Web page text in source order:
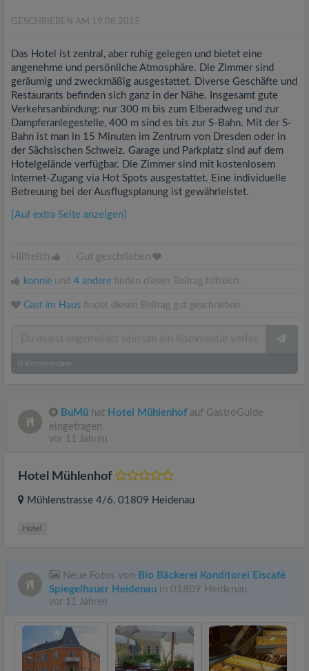
GESCHRIEBEN AM 19.08.2015
Das Hotel ist zentral, aber ruhig gelegen und bietet eine
angenehme und persönliche Atmosphäre. Die Zimmer sind
geräumig und zweckmäßig ausgestattet. Diverse Geschäfte und
Restaurants befinden sich ganz in der Nähe. Insgesamt gute
Verkehrsanbindung: nur 300 m bis zum Elberadweg und zur
Dampferanlegestelle, 400 m sind es bis zur S-Bahn. Mit der S-
Bahn ist man in 15 Minuten im Zentrum von Dresden oder in
der Sächsischen Schweiz. Garage und Parkplatz sind auf dem
Hotelgelände verfügbar. Die Zimmer sind mit kostenlosem
Internet-Zugang via Hot Spots ausgestattet. Eine individuelle
Betreuung bei der Ausflugsplanung ist gewährleistet.
[Auf extra Seite anzeigen]
Hilfreich Gut geschrieben
konnie und 4 andere finden diesen Beitrag hilfreich.
Gast im Haus findet diesen Beitrag gut geschrieben.
0 Kommentare
BuMü hat Hotel Mühlenhof auf GastroGuide
eingetragen
vor 11 Jahren
Hotel Mühlenhof
Mühlenstrasse 4/6, 01809 Heidenau
Hotel
Neue Fotos von Bio Bäckerei Konditorei Eiscafé
Spiegelhauer Heidenau in 01809 Heidenau.
vor 11 Jahren